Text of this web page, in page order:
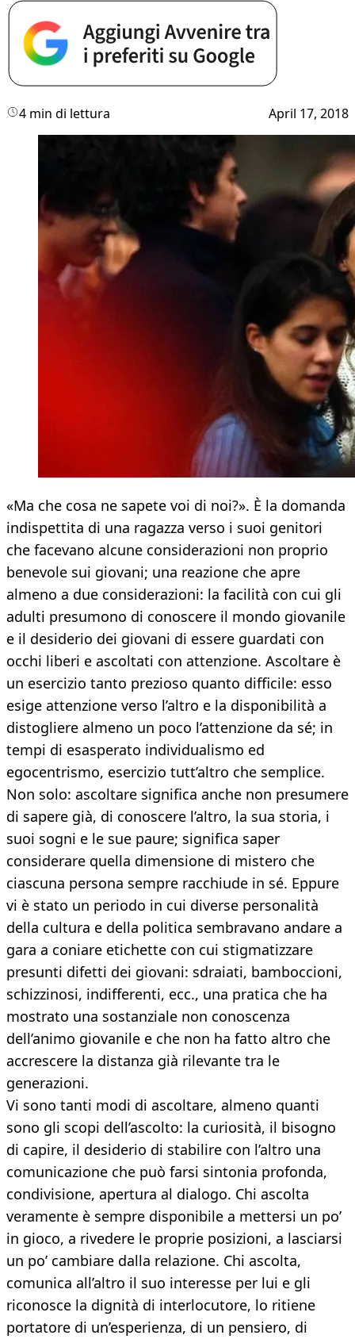
4 min di lettura April 17, 2018
«Ma che cosa ne sapete voi di noi?». È la domanda
indispettita di una ragazza verso i suoi genitori
che facevano alcune considerazioni non proprio
benevole sui giovani; una reazione che apre
almeno a due considerazioni: la facilità con cui gli
adulti presumono di conoscere il mondo giovanile
e il desiderio dei giovani di essere guardati con
occhi liberi e ascoltati con attenzione. Ascoltare è
un esercizio tanto prezioso quanto difficile: esso
esige attenzione verso l’altro e la disponibilità a
distogliere almeno un poco l’attenzione da sé; in
tempi di esasperato individualismo ed
egocentrismo, esercizio tutt’altro che semplice.
Non solo: ascoltare significa anche non presumere
di sapere già, di conoscere l’altro, la sua storia, i
suoi sogni e le sue paure; significa saper
considerare quella dimensione di mistero che
ciascuna persona sempre racchiude in sé. Eppure
vi è stato un periodo in cui diverse personalità
della cultura e della politica sembravano andare a
gara a coniare etichette con cui stigmatizzare
presunti difetti dei giovani: sdraiati, bamboccioni,
schizzinosi, indifferenti, ecc., una pratica che ha
mostrato una sostanziale non conoscenza
dell’animo giovanile e che non ha fatto altro che
accrescere la distanza già rilevante tra le
generazioni.
Vi sono tanti modi di ascoltare, almeno quanti
sono gli scopi dell’ascolto: la curiosità, il bisogno
di capire, il desiderio di stabilire con l’altro una
comunicazione che può farsi sintonia profonda,
condivisione, apertura al dialogo. Chi ascolta
veramente è sempre disponibile a mettersi un po’
in gioco, a rivedere le proprie posizioni, a lasciarsi
un po’ cambiare dalla relazione. Chi ascolta,
comunica all’altro il suo interesse per lui e gli
riconosce la dignità di interlocutore, lo ritiene
portatore di un’esperienza, di un pensiero, di